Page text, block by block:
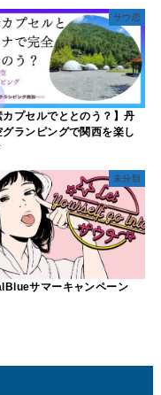
サウ恋
カプセルでととのう？】丹
グランピングで関西を楽し
未分類
サマーキャンペーン